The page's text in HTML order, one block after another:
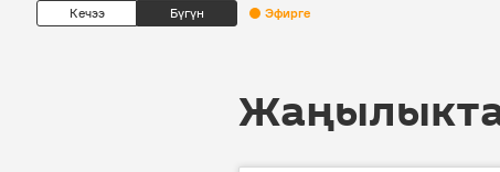
Кечээ Бүгүн Эфирге